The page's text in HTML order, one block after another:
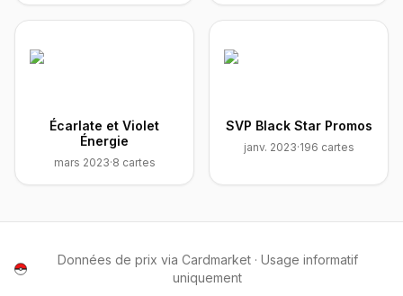
Écarlate et Violet
Énergie
mars 2023·8 cartes
SVP Black Star Promos
janv. 2023·196 cartes
Données de prix via Cardmarket · Usage informatif
uniquement